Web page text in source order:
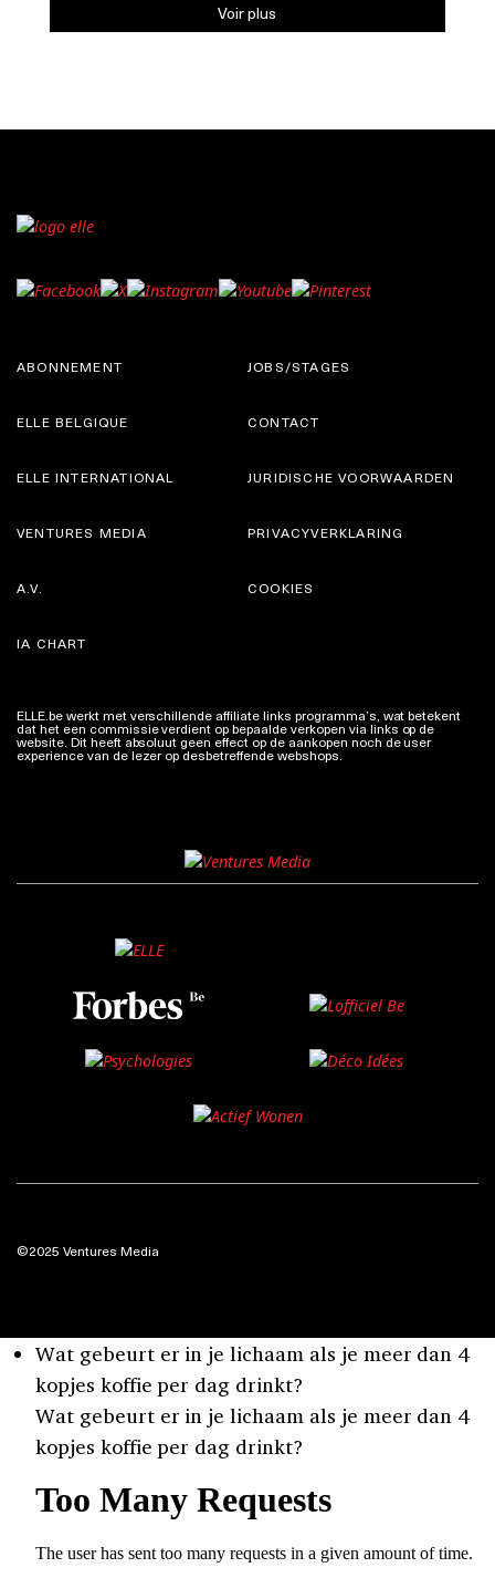
Voir plus
ABONNEMENT
ELLE BELGIQUE
JOBS/STAGES
CONTACT
ELLE INTERNATIONAL
VENTURES MEDIA
JURIDISCHE VOORWAARDEN
PRIVACYVERKLARING
A.V.
IA CHART
COOKIES
ELLE.be werkt met verschillende affiliate links programma’s, wat betekent
dat het een commissie verdient op bepaalde verkopen via links op de
website. Dit heeft absoluut geen effect op de aankopen noch de user
experience van de lezer op desbetreffende webshops.
©2025 Ventures Media
Wat gebeurt er in je lichaam als je meer dan 4
kopjes koffie per dag drinkt?
Wat gebeurt er in je lichaam als je meer dan 4
kopjes koffie per dag drinkt?